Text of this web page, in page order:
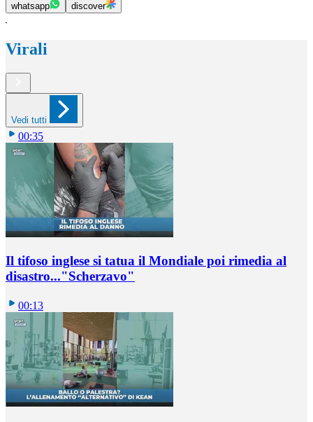
whatsapp discover
Virali
Vedi tutti
00:35
Il tifoso inglese si tatua il Mondiale poi rimedia al
disastro..."Scherzavo"
00:13